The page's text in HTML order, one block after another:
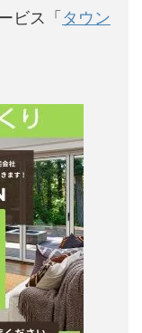
ビス「タウン